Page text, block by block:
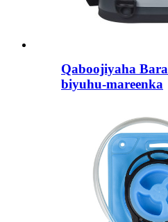
Qaboojiyaha
biyuhu-mareenka